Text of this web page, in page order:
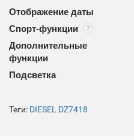
Отображение даты
Спорт-функции
Дополнительные
функции
Подсветка
Теги: DIESEL DZ7418